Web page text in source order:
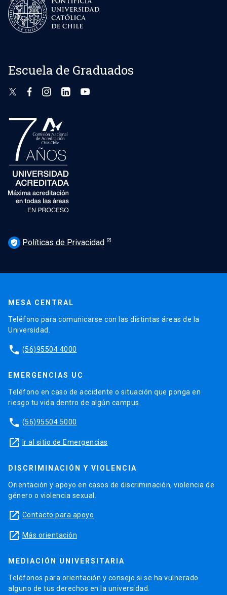
Escuela de Graduados
verified_user Políticas de Privacidad
MESA CENTRAL
Teléfono para comunicarse con las distintas áreas de la
Universidad.
phone (56)95504 4000
EMERGENCIAS UC
Teléfono en caso de accidente o situación que ponga en
riesgo tu vida dentro de algún campus.
phone (56)95504 5000
launch Ir al sitio de Emergencias
DISCRIMINACIÓN Y VIOLENCIA
Orientación y apoyo en casos de discriminación, violencia de
género o violencia sexual.
launch Contacto para apoyo
launch Más orientación
MEDIACIÓN UNIVERSITARIA
Teléfonos para orientación y consejo si se ha vulnerado
alguno de tus derechos en la universidad.